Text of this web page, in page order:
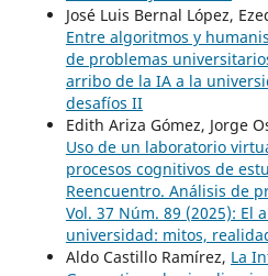
José Luis Bernal López,
Entre algoritmos y
de problemas
arribo de la IA a la
desafíos II
Edith Ariza Gómez, Jorge
Uso de un laboratorio
procesos cognitivos de
Reencuentro. Análisis de
Vol. 37 Núm. 89 (2025): El
universidad: mitos,
Aldo Castillo Ramírez, La